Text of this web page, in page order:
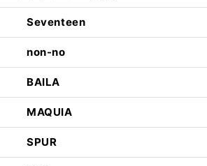
Seventeen
non-no
BAILA
MAQUIA
SPUR